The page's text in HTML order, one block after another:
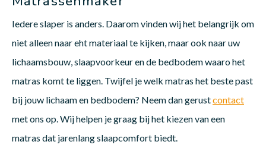
Iedere slaper is anders. Daarom vinden wij het belangrijk om
niet alleen naar eht materiaal te kijken, maar ook naar uw
lichaamsbouw, slaapvoorkeur en de bedbodem waaro het
matras komt te liggen. Twijfel je welk matras het beste past
bij jouw lichaam en bedbodem? Neem dan gerustcontact
met ons op. Wij helpen je graag bij het kiezen van een
matras dat jarenlang slaapcomfort biedt.